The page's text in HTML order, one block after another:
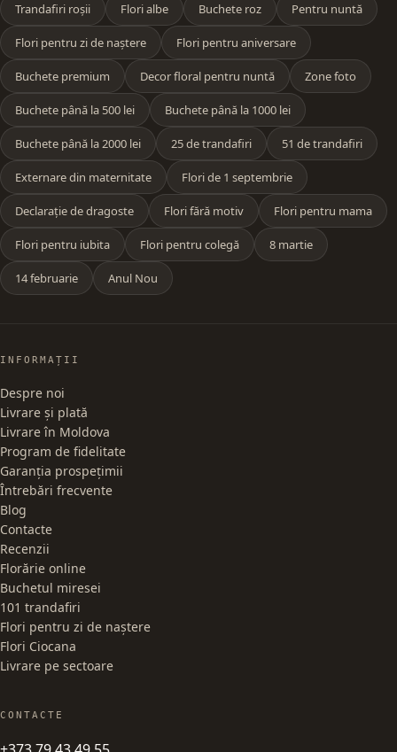
Trandafiri roșii Flori albe Buchete roz Pentru nuntă
Flori pentru zi de naștere Flori pentru aniversare
Buchete premium Decor floral pentru nuntă Zone foto
Buchete până la 500 lei Buchete până la 1000 lei
Buchete până la 2000 lei 25 de trandafiri 51 de trandafiri
Externare din maternitate Flori de 1 septembrie
Declarație de dragoste Flori fără motiv Flori pentru mama
Flori pentru iubita Flori pentru colegă 8 martie
14 februarie Anul Nou
INFORMAȚII
Despre noi
Livrare și plată
Livrare în Moldova
Program de fidelitate
Garanția prospețimii
Întrebări frecvente
Blog
Contacte
Recenzii
Florărie online
Buchetul miresei
101 trandafiri
Flori pentru zi de naștere
Flori Ciocana
Livrare pe sectoare
CONTACTE